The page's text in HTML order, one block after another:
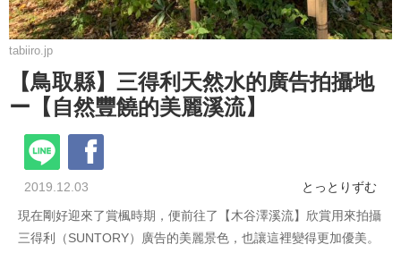
tabiiro.jp
【鳥取縣】三得利天然水的廣告拍攝地
ー【自然豐饒的美麗溪流】
2019.12.03
とっとりずむ
現在剛好迎來了賞楓時期，便前往了【木谷澤溪流】欣賞用來拍攝
三得利（SUNTORY）廣告的美麗景色，也讓這裡變得更加優美。